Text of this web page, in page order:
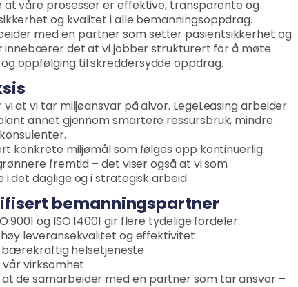
at våre prosesser er effektive, transparente og
og kvalitet i alle bemanningsoppdrag.
med en partner som setter pasientsikkerhet og
innebærer det at vi jobber strukturert for å møte
oppfølging til skreddersydde oppdrag.
at vi tar miljøansvar på alvor. LegeLeasing arbeider
annet gjennom smartere ressursbruk, mindre
konkrete miljømål som følges opp kontinuerlig.
fremtid – det viser også at vi som
det daglige og i strategisk arbeid.
bemanningspartner
og ISO 14001 gir flere tydelige fordeler:
leveransekvalitet og effektivitet
bærekraftig helsetjeneste
vår virksomhet
de samarbeider med en partner som tar ansvar –